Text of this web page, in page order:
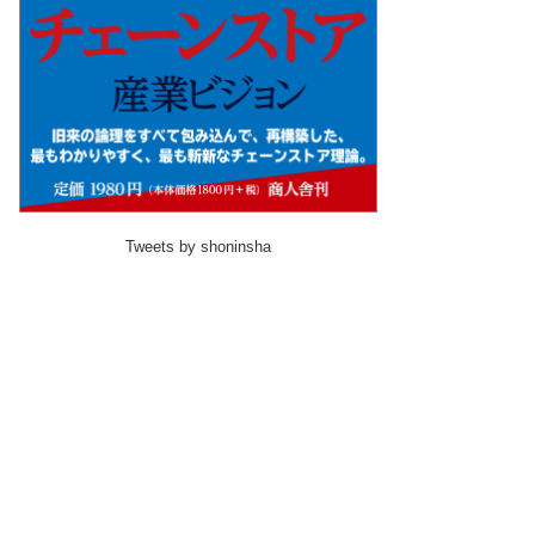
Tweets by shoninsha